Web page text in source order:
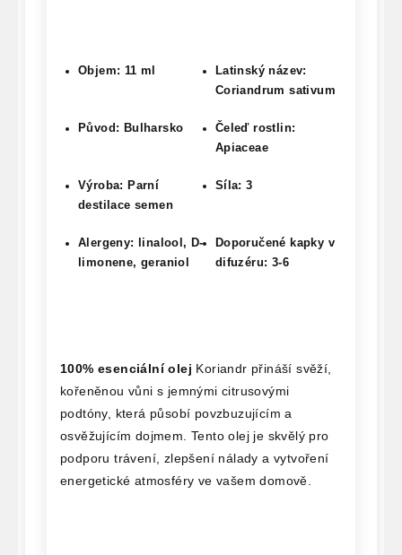
Objem: 11 ml
Latinský název:
Coriandrum sativum
Původ: Bulharsko
Čeleď rostlin:
Apiaceae
Výroba: Parní
destilace semen
Síla: 3
Alergeny: linalool, D-
limonene, geraniol
Doporučené kapky v
difuzéru: 3-6
100% esenciální olej Koriandr přináší svěží,
kořeněnou vůni s jemnými citrusovými
podtóny, která působí povzbuzujícím a
osvěžujícím dojmem. Tento olej je skvělý pro
podporu trávení, zlepšení nálady a vytvoření
energetické atmosféry ve vašem domově.